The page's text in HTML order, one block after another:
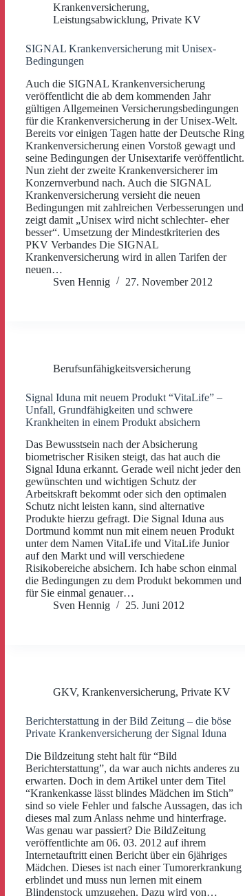
Krankenversicherung,
Leistungsabwicklung, Private KV
SIGNAL Krankenversicherung mit Unisex-
Bedingungen
Auch die SIGNAL Krankenversicherung
veröffentlicht die ab dem kommenden Jahr
gültigen Allgemeinen Versicherungsbedingungen
für die Krankenversicherung in der Unisex-Welt.
Bereits vor einigen Tagen hatte der Deutsche Ring
Krankenversicherung einen Vorstoß gewagt und
seine Bedingungen der Unisextarife veröffentlicht.
Nun zieht der zweite Krankenversicherer im
Konzernverbund nach. Auch die SIGNAL
Krankenversicherung versieht die neuen
Bedingungen mit zahlreichen Verbesserungen und
zeigt damit „Unisex wird nicht schlechter- eher
besser“. Umsetzung der Mindestkriterien des
PKV Verbandes Die SIGNAL
Krankenversicherung wird in allen Tarifen der
neuen…
Sven Hennig
27. November 2012
Berufsunfähigkeitsversicherung
Signal Iduna mit neuem Produkt “VitaLife” –
Unfall, Grundfähigkeiten und schwere
Krankheiten in einem Produkt absichern
Das Bewusstsein nach der Absicherung
biometrischer Risiken steigt, das hat auch die
Signal Iduna erkannt. Gerade weil nicht jeder den
gewünschten und wichtigen Schutz der
Arbeitskraft bekommt oder sich den optimalen
Schutz nicht leisten kann, sind alternative
Produkte hierzu gefragt. Die Signal Iduna aus
Dortmund kommt nun mit einem neuen Produkt
unter dem Namen VitaLife und VitaLife Junior
auf den Markt und will verschiedene
Risikobereiche absichern. Ich habe schon einmal
die Bedingungen zu dem Produkt bekommen und
für Sie einmal genauer…
Sven Hennig
25. Juni 2012
GKV, Krankenversicherung, Private KV
Berichterstattung in der Bild Zeitung – die böse
Private Krankenversicherung der Signal Iduna
Die Bildzeitung steht halt für “Bild
Berichterstattung”, da war auch nichts anderes zu
erwarten. Doch in dem Artikel unter dem Titel
“Krankenkasse lässt blindes Mädchen im Stich”
sind so viele Fehler und falsche Aussagen, das ich
dieses mal zum Anlass nehme und hinterfrage.
Was genau war passiert? Die BildZeitung
veröffentlichte am 06. 03. 2012 auf ihrem
Internetauftritt einen Bericht über ein 6jähriges
Mädchen. Dieses ist nach einer Tumorerkrankung
erblindet und muss nun lernen mit einem
Blindenstock umzugehen. Dazu wird von…